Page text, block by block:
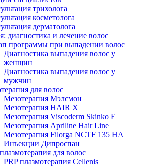
трихолога
косметолога
дерматолога
диагностика и лечение волос
программы при выпадении волос
Диагностика выпадения волос у
женщин
Диагностика выпадения волос у
мужчин
для волос
Мезотерапия Мэлсмон
Мезотерапия HAIR X
Мезотерапия Viscoderm Skinko E
Мезотерапия Apriline Hair Line
Мезотерапия Filorga NCTF 135 HA
Инъекции Дипроспан
для волос
PRP плазмотерапия Cellenis